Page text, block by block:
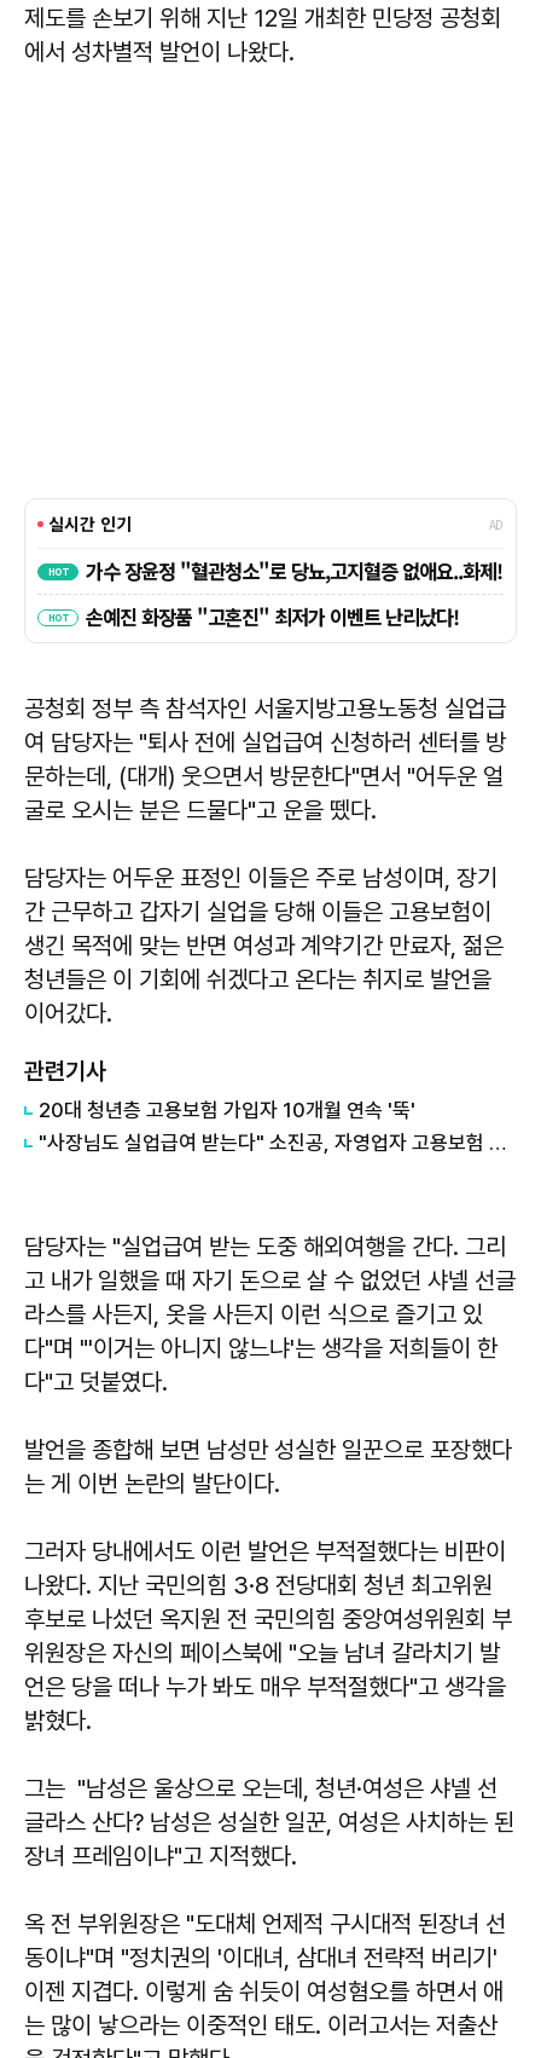
제도를 손보기 위해 지난 12일 개최한 민당정 공청회
에서 성차별적 발언이 나왔다.
공청회 정부 측 참석자인 서울지방고용노동청 실업급
여 담당자는 "퇴사 전에 실업급여 신청하러 센터를 방
문하는데, (대개) 웃으면서 방문한다"면서 "어두운 얼
굴로 오시는 분은 드물다"고 운을 뗐다.
담당자는 어두운 표정인 이들은 주로 남성이며, 장기
간 근무하고 갑자기 실업을 당해 이들은 고용보험이
생긴 목적에 맞는 반면 여성과 계약기간 만료자, 젊은
청년들은 이 기회에 쉬겠다고 온다는 취지로 발언을
이어갔다.
관련기사
20대 청년층 고용보험 가입자 10개월 연속 '뚝'
​"사장님도 실업급여 받는다" 소진공, 자영업자 고용보험 최대 50% 지원
담당자는 "실업급여 받는 도중 해외여행을 간다. 그리
고 내가 일했을 때 자기 돈으로 살 수 없었던 샤넬 선글
라스를 사든지, 옷을 사든지 이런 식으로 즐기고 있
다"며 "'이거는 아니지 않느냐'는 생각을 저희들이 한
다"고 덧붙였다.
발언을 종합해 보면 남성만 성실한 일꾼으로 포장했다
는 게 이번 논란의 발단이다.
그러자 당내에서도 이런 발언은 부적절했다는 비판이
나왔다. 지난 국민의힘 3·8 전당대회 청년 최고위원
후보로 나섰던 옥지원 전 국민의힘 중앙여성위원회 부
위원장은 자신의 페이스북에 "오늘 남녀 갈라치기 발
언은 당을 떠나 누가 봐도 매우 부적절했다"고 생각을
밝혔다.
그는 "남성은 울상으로 오는데, 청년·여성은 샤넬 선
글라스 산다? 남성은 성실한 일꾼, 여성은 사치하는 된
장녀 프레임이냐"고 지적했다.
옥 전 부위원장은 "도대체 언제적 구시대적 된장녀 선
동이냐"며 "정치권의 '이대녀, 삼대녀 전략적 버리기'
이젠 지겹다. 이렇게 숨 쉬듯이 여성혐오를 하면서 애
는 많이 낳으라는 이중적인 태도. 이러고서는 저출산